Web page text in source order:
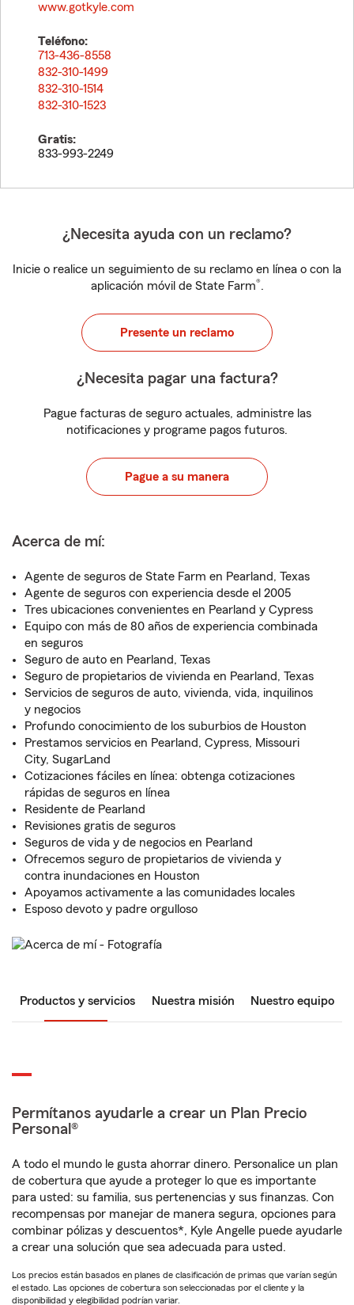
www.gotkyle.com
Teléfono:
713-436-8558
832-310-1499
832-310-1514
832-310-1523
Gratis:
833-993-2249
¿Necesita ayuda con un reclamo?
Inicie o realice un seguimiento de su reclamo en línea o con la
aplicación móvil de State Farm®.
Presente un reclamo
¿Necesita pagar una factura?
Pague facturas de seguro actuales, administre las
notificaciones y programe pagos futuros.
Pague a su manera
Acerca de mí:
Agente de seguros de State Farm en Pearland, Texas
Agente de seguros con experiencia desde el 2005
Tres ubicaciones convenientes en Pearland y Cypress
Equipo con más de 80 años de experiencia combinada
en seguros
Seguro de auto en Pearland, Texas
Seguro de propietarios de vivienda en Pearland, Texas
Servicios de seguros de auto, vivienda, vida, inquilinos
y negocios
Profundo conocimiento de los suburbios de Houston
Prestamos servicios en Pearland, Cypress, Missouri
City, SugarLand
Cotizaciones fáciles en línea: obtenga cotizaciones
rápidas de seguros en línea
Residente de Pearland
Revisiones gratis de seguros
Seguros de vida y de negocios en Pearland
Ofrecemos seguro de propietarios de vivienda y
contra inundaciones en Houston
Apoyamos activamente a las comunidades locales
Esposo devoto y padre orgulloso
Productos y servicios Nuestra misión Nuestro equipo
Permítanos ayudarle a crear un Plan Precio
Personal®
A todo el mundo le gusta ahorrar dinero. Personalice un plan
de cobertura que ayude a proteger lo que es importante
para usted: su familia, sus pertenencias y sus finanzas. Con
recompensas por manejar de manera segura, opciones para
combinar pólizas y descuentos*, Kyle Angelle puede ayudarle
a crear una solución que sea adecuada para usted.
Los precios están basados en planes de clasificación de primas que varían según
el estado. Las opciones de cobertura son seleccionadas por el cliente y la
disponibilidad y elegibilidad podrían variar.